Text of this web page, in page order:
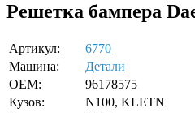
Решетка бампера
Артикул:
6770
Машина:
Детали
OEM:
96178575
Кузов:
N100, KLETN